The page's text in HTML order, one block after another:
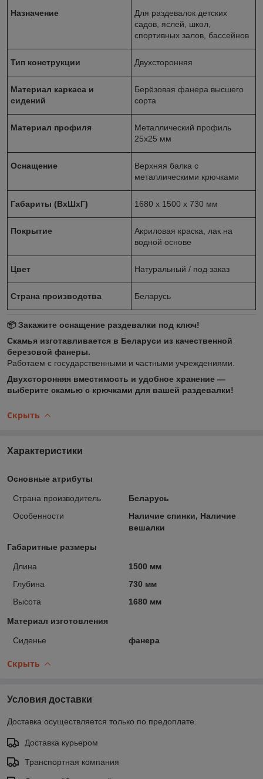
Назначение
Для раздевалок детских
садов, яслей, школ,
спортивных залов, бассейнов
Тип конструкции Двухсторонняя
Материал каркаса и
сидений
Берёзовая фанера высшего
сорта
Материал профиля
Металлический профиль
25х25 мм
Оснащение
Верхняя балка с
металлическими крючками
Габариты (ВхШхГ) 1680 х 1500 х 730 мм
Покрытие
Акриловая краска, лак на
водной основе
Цвет Натуральный / под заказ
Страна производства Беларусь
📦Закажите оснащение раздевалки под ключ!
Скамья изготавливается в Беларуси из качественной
березовой фанеры.
Работаем с государственными и частными учреждениями.
Двухсторонняя вместимость и удобное хранение —
выберите скамью с крючками для вашей раздевалки!
Скрыть
Характеристики
Основные атрибуты
Страна производитель
Беларусь
Особенности
Наличие спинки, Наличие
вешалки
Габаритные размеры
Длина
1500 мм
Глубина
730 мм
Высота
1680 мм
Материал изготовления
Сиденье фанера
Скрыть
Условия доставки
Доставка осуществляется только по предоплате.
Доставка курьером
Транспортная компания